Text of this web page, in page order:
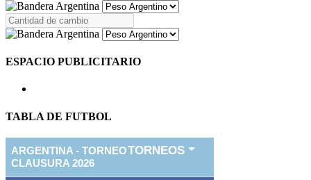
ESPACIO PUBLICITARIO
TABLA DE FUTBOL